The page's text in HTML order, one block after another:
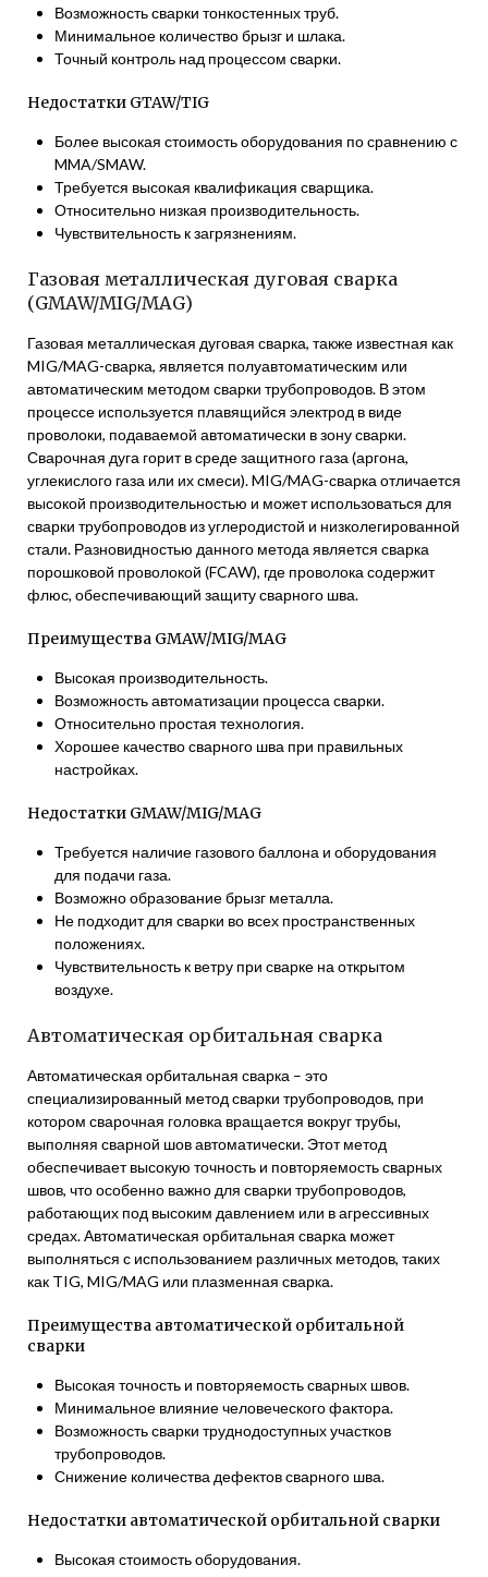
Возможность сварки тонкостенных труб.
Минимальное количество брызг и шлака.
Точный контроль над процессом сварки.
Недостатки GTAW/TIG
Более высокая стоимость оборудования по сравнению с
MMA/SMAW.
Требуется высокая квалификация сварщика.
Относительно низкая производительность.
Чувствительность к загрязнениям.
Газовая металлическая дуговая сварка
(GMAW/MIG/MAG)
Газовая металлическая дуговая сварка, также известная как
MIG/MAG-сварка, является полуавтоматическим или
автоматическим методом сварки трубопроводов. В этом
процессе используется плавящийся электрод в виде
проволоки, подаваемой автоматически в зону сварки.
Сварочная дуга горит в среде защитного газа (аргона,
углекислого газа или их смеси). MIG/MAG-сварка отличается
высокой производительностью и может использоваться для
сварки трубопроводов из углеродистой и низколегированной
стали. Разновидностью данного метода является сварка
порошковой проволокой (FCAW), где проволока содержит
флюс, обеспечивающий защиту сварного шва.
Преимущества GMAW/MIG/MAG
Высокая производительность.
Возможность автоматизации процесса сварки.
Относительно простая технология.
Хорошее качество сварного шва при правильных
настройках.
Недостатки GMAW/MIG/MAG
Требуется наличие газового баллона и оборудования
для подачи газа.
Возможно образование брызг металла.
Не подходит для сварки во всех пространственных
положениях.
Чувствительность к ветру при сварке на открытом
воздухе.
Автоматическая орбитальная сварка
Автоматическая орбитальная сварка – это
специализированный метод сварки трубопроводов, при
котором сварочная головка вращается вокруг трубы,
выполняя сварной шов автоматически. Этот метод
обеспечивает высокую точность и повторяемость сварных
швов, что особенно важно для сварки трубопроводов,
работающих под высоким давлением или в агрессивных
средах. Автоматическая орбитальная сварка может
выполняться с использованием различных методов, таких
как TIG, MIG/MAG или плазменная сварка.
Преимущества автоматической орбитальной
сварки
Высокая точность и повторяемость сварных швов.
Минимальное влияние человеческого фактора.
Возможность сварки труднодоступных участков
трубопроводов.
Снижение количества дефектов сварного шва.
Недостатки автоматической орбитальной сварки
Высокая стоимость оборудования.